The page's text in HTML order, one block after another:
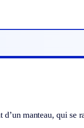
manteau, qui se